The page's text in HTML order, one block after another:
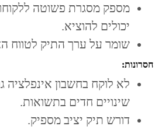
מספק מסגרת פשוטה
יכולים להוציא.
שומר על ערך התיק לטווח
חסרונות:
לא לוקח בחשבון אינפלציה
שינויים חדים בתשואות.
דורש תיק יציב מספיק.